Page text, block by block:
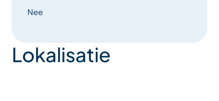
Nee
Lokalisatie